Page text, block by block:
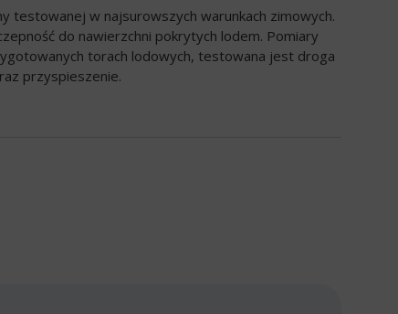
testowanej w najsurowszych warunkach zimowych.
do nawierzchni pokrytych lodem. Pomiary
torach lodowych, testowana jest droga
przyspieszenie.